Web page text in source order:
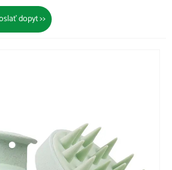
dopyt >>